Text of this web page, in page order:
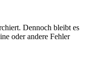
Dennoch bleibt es
oder andere Fehler